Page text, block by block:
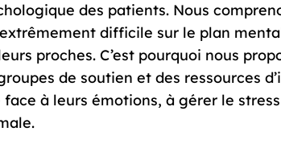
des patients. Nous
difficile sur le plan
proches. C’est pourquoi nous
de soutien et des ressources
à leurs émotions, à gérer le